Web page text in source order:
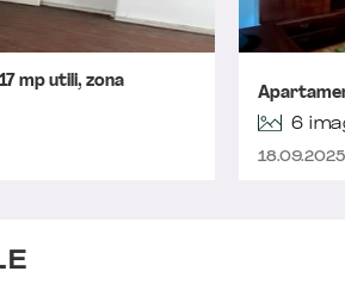
mp utili, zona
6